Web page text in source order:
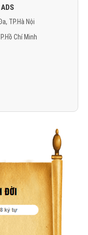
TP.Hà Nội
Chí Minh